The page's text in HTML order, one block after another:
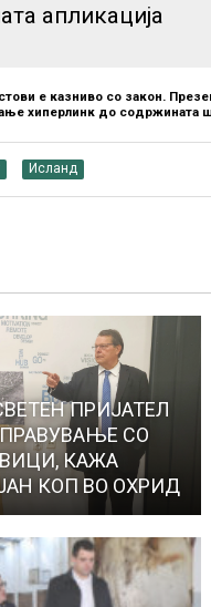
апликација
е казниво со закон.
хиперлинк до содржината
Исланд
ПРИЈАТЕЛ
СО
КАЖА
КОП ВО ОХРИД